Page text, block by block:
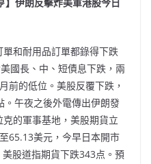
】伊朗反擊炸美軍港股今日
和耐用品訂單都錄得下跌
國長、中、短債息下跌，兩
前的低位。美股反覆下跌，
午夜之後外電傳出伊朗發
的軍事基地，美股期貨立
65.13美元，今早日本開市
股道指期貨下跌343点。預